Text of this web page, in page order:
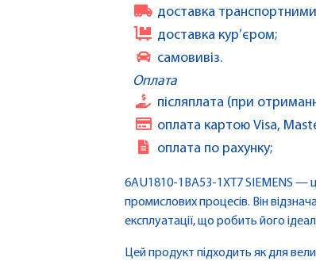
доставка
доставка кур’єром;
самовивіз.
Оплата
післяплата (при
оплата картою Visa,
оплата по рахунку;
6AU1810-1BA53-1XT7 SIEMENS —
промислових процесів. Він
експлуатації, що робить його
Цей продукт підходить як для